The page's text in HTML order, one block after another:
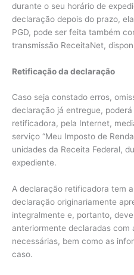
durante o seu horário de
declaração depois do prazo,
PGD, pode ser feita também
transmissão ReceitaNet,
Retificação da declaração
Caso seja constado erros,
declaração já entregue,
retificadora, pela Internet,
serviço “Meu Imposto de
unidades da Receita Federal,
expediente.
A declaração retificadora tem
declaração originariamente
integralmente e, portanto,
anteriormente declaradas com
necessárias, bem como as
caso.